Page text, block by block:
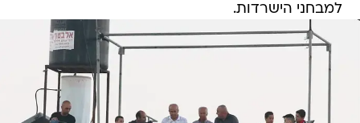
למבחני הישרדות.